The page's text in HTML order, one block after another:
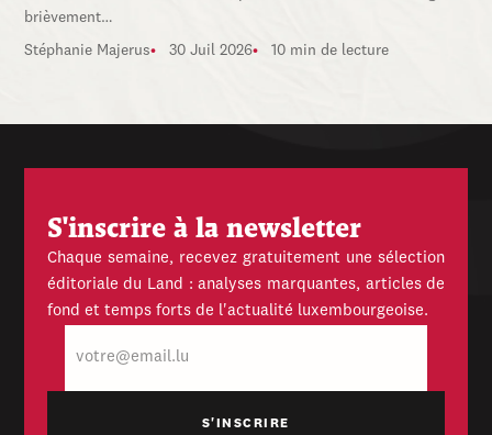
brièvement…
Stéphanie Majerus 30 Juil 2026 10 min de lecture
S'inscrire à la newsletter
Chaque semaine, recevez gratuitement une sélection
éditoriale du Land : analyses marquantes, articles de
fond et temps forts de l'actualité luxembourgeoise.
mail